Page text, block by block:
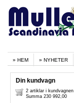
HEM NYHETER
Din kundvagn
2 artiklar i kundvagnen
Summa 230 992,00